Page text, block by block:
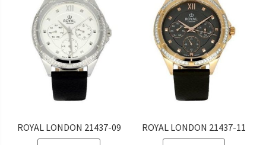
ROYAL LONDON 21437-09 ROYAL LONDON 21437-11